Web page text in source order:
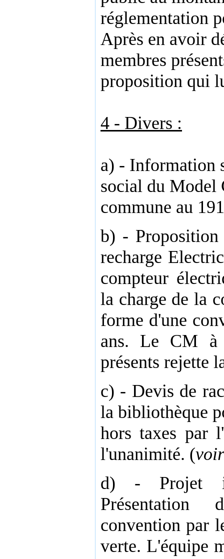
réglementation
Après en avoir
membres
proposition qui
4 - Divers :
a) - Information
social du Model
commune au
b) - Proposition
recharge
compteur
la charge de la
forme d'une
ans. Le CM à
présents rejette
c) - Devis de
la bibliothèque
hors taxes par
l'unanimité. (
d) - Projet
convention par
verte. L'équipe